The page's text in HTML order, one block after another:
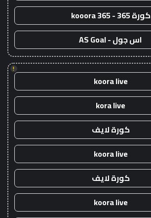
كورة 365 - kooora 365
اس جول - AS Goal
!
koora live
kora live
كورة لايف
koora live
كورة لايف
koora live